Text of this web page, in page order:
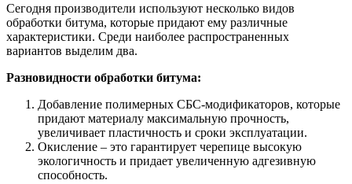
Сегодня производители используют несколько видов
обработки битума, которые придают ему различные
характеристики. Среди наиболее распространенных
вариантов выделим два.
Разновидности обработки битума:
Добавление полимерных СБС-модификаторов, которые
придают материалу максимальную прочность,
увеличивает пластичность и сроки эксплуатации.
Окисление – это гарантирует черепице высокую
экологичность и придает увеличенную адгезивную
способность.